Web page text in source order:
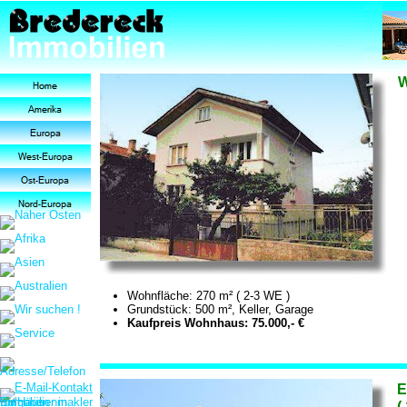
Wohnfläche: 270 m² ( 2-3 WE )
Grundstück: 500 m², Keller, Garage
Kaufpreis Wohnhaus: 75.000,- €